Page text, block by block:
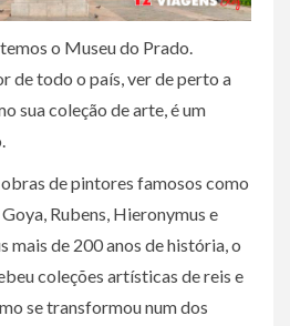
o Museu do Prado.
de todo o país, ver de perto a
sua coleção de arte, é um
de pintores famosos como
Rubens, Hieronymus e
mais de 200 anos de história, o
coleções artísticas de reis e
se transformou num dos